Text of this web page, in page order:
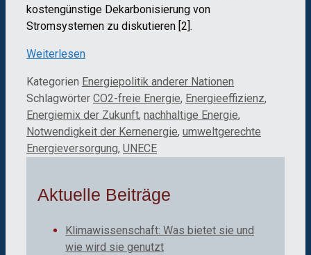
kostengünstige Dekarbonisierung von
Stromsystemen zu diskutieren [2].
Weiterlesen
Kategorien Energiepolitik anderer Nationen
Schlagwörter CO2-freie Energie, Energieeffizienz,
Energiemix der Zukunft, nachhaltige Energie,
Notwendigkeit der Kernenergie, umweltgerechte
Energieversorgung, UNECE
Aktuelle Beiträge
Klimawissenschaft: Was bietet sie und
wie wird sie genutzt